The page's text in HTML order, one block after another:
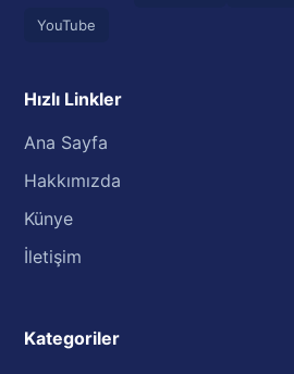
YouTube
Hızlı Linkler
Ana Sayfa
Hakkımızda
Künye
İletişim
Kategoriler